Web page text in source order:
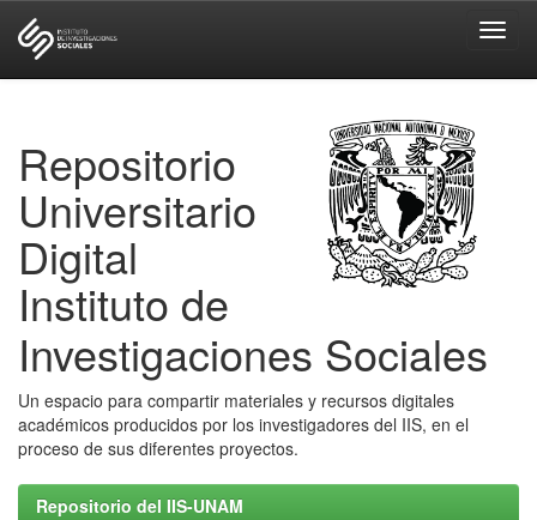
Repositorio
Universitario
Digital
Instituto de
Investigaciones Sociales
Un espacio para compartir materiales y recursos digitales
académicos producidos por los investigadores del IIS, en el
proceso de sus diferentes proyectos.
Repositorio del IIS-UNAM